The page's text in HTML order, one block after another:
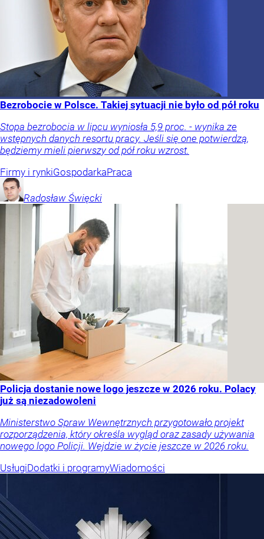
Bezrobocie w Polsce. Takiej sytuacji nie było od pół roku
Stopa bezrobocia w lipcu wyniosła 5,9 proc. - wynika ze
wstępnych danych resortu pracy. Jeśli się one potwierdzą,
będziemy mieli pierwszy od pół roku wzrost.
Firmy i rynkiGospodarkaPraca
Radosław Święcki
Policja dostanie nowe logo jeszcze w 2026 roku. Polacy
już są niezadowoleni
Ministerstwo Spraw Wewnętrznych przygotowało projekt
rozporządzenia, który określa wygląd oraz zasady używania
nowego logo Policji. Wejdzie w życie jeszcze w 2026 roku.
UsługiDodatki i programyWiadomości